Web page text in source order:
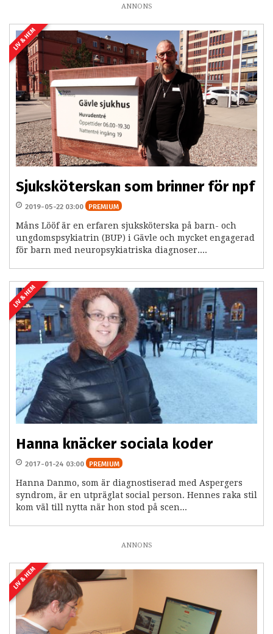
ANNONS
LIV & HEM
Sjuksköterskan som brinner för npf
2019-05-22 03:00 PREMIUM
Måns Lööf är en erfaren sjuksköterska på barn- och
ungdomspsykiatrin (BUP) i Gävle och mycket engagerad
för barn med neuropsykiatriska diagnoser....
LIV & HEM
Hanna knäcker sociala koder
2017-01-24 03:00 PREMIUM
Hanna Danmo, som är diagnostiserad med Aspergers
syndrom, är en utpräglat social person. Hennes raka stil
kom väl till nytta när hon stod på scen...
ANNONS
LIV & HEM